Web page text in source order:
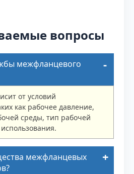
вопросы
межфланцевого
от условий
как рабочее давление,
среды, тип рабочей
межфланцевых